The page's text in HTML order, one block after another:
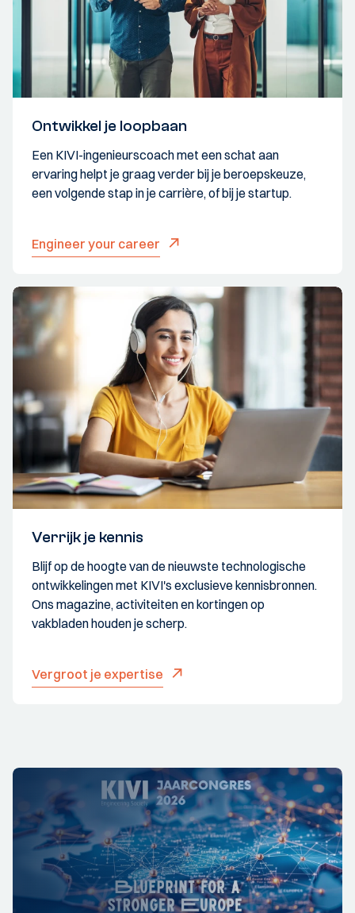
Ontwikkel je loopbaan
Een KIVI-ingenieurscoach met een schat aan
ervaring helpt je graag verder bij je beroepskeuze,
een volgende stap in je carrière, of bij je startup.
Engineer your career
Verrijk je kennis
Blijf op de hoogte van de nieuwste technologische
ontwikkelingen met KIVI's exclusieve kennisbronnen.
Ons magazine, activiteiten en kortingen op
vakbladen houden je scherp.
Vergroot je expertise